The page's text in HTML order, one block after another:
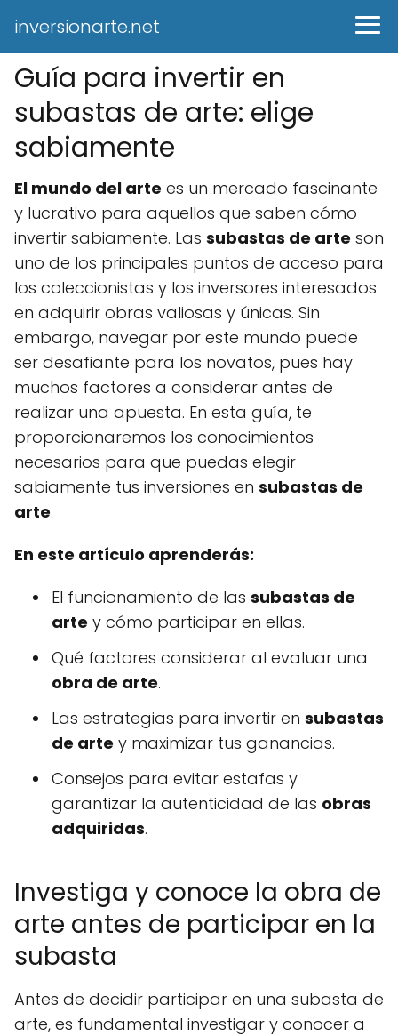
inversionarte.net
Guía para invertir en
subastas de arte: elige
sabiamente
El mundo del arte es un mercado fascinante
y lucrativo para aquellos que saben cómo
invertir sabiamente. Las subastas de arte son
uno de los principales puntos de acceso para
los coleccionistas y los inversores interesados
en adquirir obras valiosas y únicas. Sin
embargo, navegar por este mundo puede
ser desafiante para los novatos, pues hay
muchos factores a considerar antes de
realizar una apuesta. En esta guía, te
proporcionaremos los conocimientos
necesarios para que puedas elegir
sabiamente tus inversiones en subastas de
arte.
En este artículo aprenderás:
El funcionamiento de las subastas de
arte y cómo participar en ellas.
Qué factores considerar al evaluar una
obra de arte.
Las estrategias para invertir en subastas
de arte y maximizar tus ganancias.
Consejos para evitar estafas y
garantizar la autenticidad de las obras
adquiridas.
Investiga y conoce la obra de
arte antes de participar en la
subasta
Antes de decidir participar en una subasta de
arte, es fundamental investigar y conocer a